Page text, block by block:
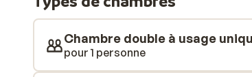
offrent une ambiance cosy et élégante.
disponibles. Participez aux activités
gamme de soins du corps et du visage
formule All Inclusive complète. Offrez-
délicieux plats dans pas moins de 4
Chambre double à usage
pour 1 personne